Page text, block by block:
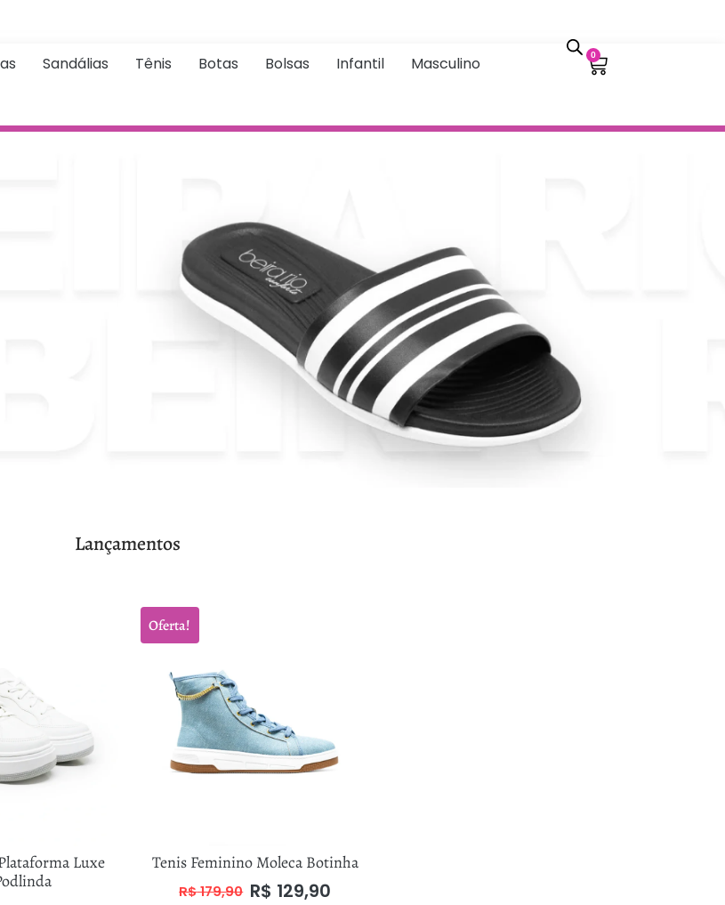
0
Sandálias Tênis Botas Bolsas Infantil
Masculino
Lançamentos
Luxe
Oferta!
Tenis Feminino Moleca Botinha
R$179,90 R$ 129,90